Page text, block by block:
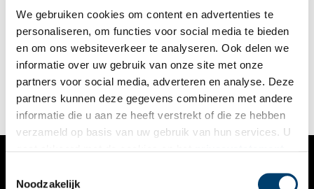
We gebruiken cookies om content en advertenties te
personaliseren, om functies voor social media te bieden
en om ons websiteverkeer te analyseren. Ook delen we
informatie over uw gebruik van onze site met onze
partners voor social media, adverteren en analyse. Deze
partners kunnen deze gegevens combineren met andere
informatie die u aan ze heeft verstrekt of die ze hebben
verzameld op basis van uw gebruik van hun services. U
Noodzakelijk
De molen van Huizen stond vroeger op de Molenberg, maar
kijkt sinds 1916 vanaf een heuvel uit over het Nederlands
Openluchtmuseum. Het is de enige standerdmolen van Noord-
Holland die bewaard is gebleven en daarom een bijzonder
stuk erfgoed. Als boekweitmolen speelde hij maar liefst 250
jaar lang een belangrijke rol in de voedselvoorziening van het
dorp.
VERHALEN